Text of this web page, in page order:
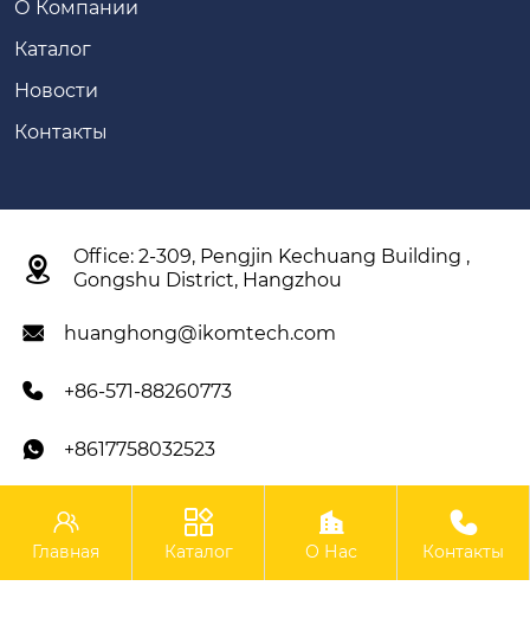
О Компании
Каталог
Новости
Контакты

Office: 2-309, Pengjin Kechuang Building ,
Gongshu District, Hangzhou
 huanghong@ikomtech.com
 +86-571-88260773
 +8617758032523
IKOM Construction Machinery Co., Ltd.
Copyright ©IKOM Construction Machinery Co., Ltd.

Главная

Каталог

О Нас

Контакты